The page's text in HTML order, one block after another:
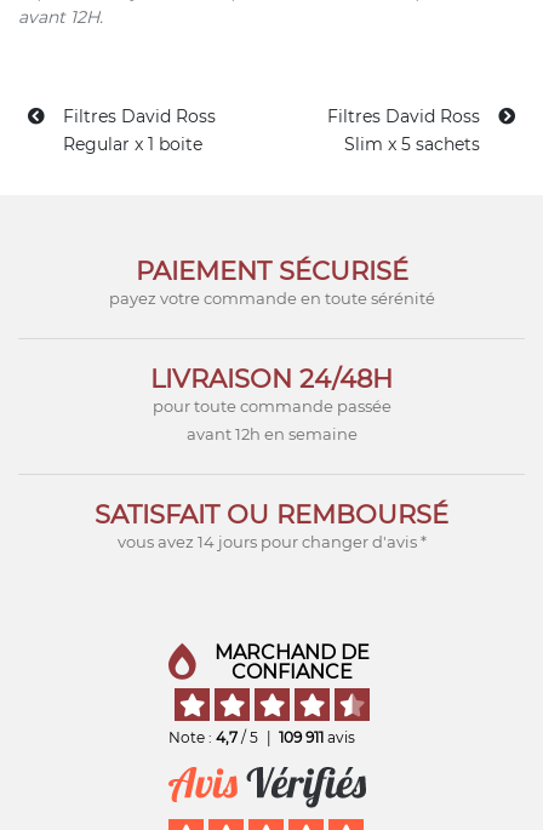
avant 12H.
Filtres David Ross
Regular x 1 boite
Filtres David Ross
Slim x 5 sachets
PAIEMENT SÉCURISÉ
payez votre commande en toute sérénité
LIVRAISON 24/48H
pour toute commande passée
avant 12h en semaine
SATISFAIT OU REMBOURSÉ
vous avez 14 jours pour changer d'avis *
MARCHAND DE
CONFIANCE
Note : 4,7 / 5 109 911 avis